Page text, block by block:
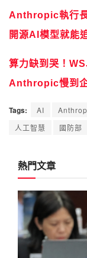
Anthropic執行
開源AI模型就能
算力缺到哭！
Anthropic慢到
Tags: AI
人工智慧
國防部
熱門文章